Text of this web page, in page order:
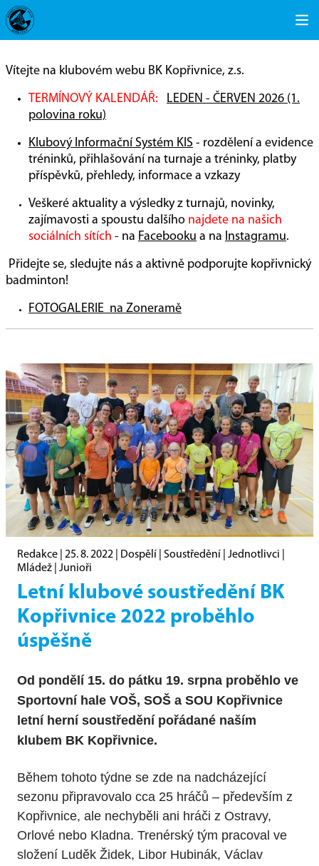
Vítejte na klubovém webu BK Kopřivnice, z.s.
TERMÍNOVÝ KALENDÁŘ: LEDEN - ČERVEN 2026 (1.
polovina roku)
Klubový Informační Systém KIS - rozdělení a evidence
tréninků, přihlašování na turnaje a tréninky, platby
příspěvků, přehledy, informace a vzkazy
Veškeré aktuality a výsledky z turnajů, novinky,
zajímavosti a spoustu dalšího najdete na našich
sociálních sítích - na Facebooku a na Instagramu.
Přidejte se, sledujte nás a aktivně podporujte kopřivnický
badminton!
FOTOGALERIE na Zoneramě
Redakce | 25. 8. 2022 Dospělí Soustředění Jednotlivci
Mládež
Junioři
Letní klubové soustředění BK
Kopřivnice 2022 proběhlo
úspěšně
Od pondělí 15. do pátku 19. srpna proběhlo ve
Sportovní hale VOŠ, SOŠ a SOU Kopřivnice
letní herní soustředění pořádané naším
klubem BK Kopřivnice.
Během tohoto týdne se zde na nadcházející
sezonu připravovalo cca 25 hráčů – především z
Kopřivnice, ale nechyběli ani hráči z Ostravy,
Orlové nebo Kladna. Trenérský tým pracoval ve
složení Luděk Židek, Libor Hubinák, Václav